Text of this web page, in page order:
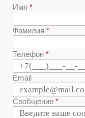
Имя
Фамилия
Телефон
Email
Сообщение